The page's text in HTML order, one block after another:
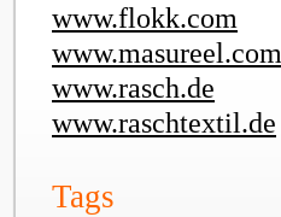
www.flokk.com
www.masureel.com
www.rasch.de
www.raschtextil.de
Tags